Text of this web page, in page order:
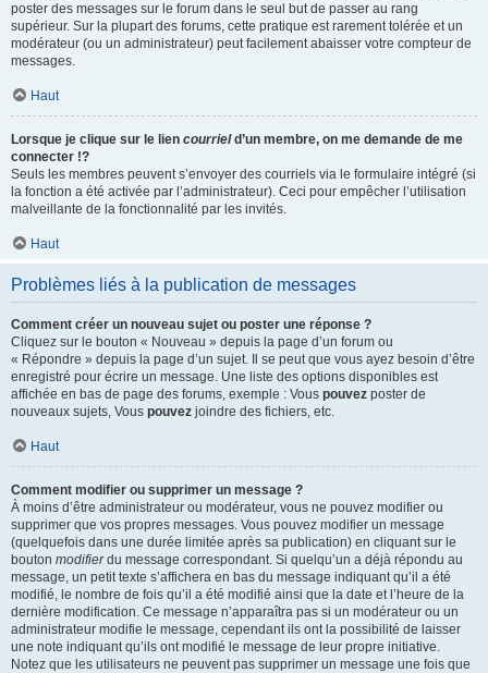
poster des messages sur le forum dans le seul but de passer au rang
supérieur. Sur la plupart des forums, cette pratique est rarement tolérée et un
modérateur (ou un administrateur) peut facilement abaisser votre compteur de
messages.
Haut
Lorsque je clique sur le lien courrield’un membre, on me demande de me
connecter !?
Seuls les membres peuvent s’envoyer des courriels via le formulaire intégré (si
la fonction a été activée par l’administrateur). Ceci pour empêcher l’utilisation
malveillante de la fonctionnalité par les invités.
Haut
Problèmes liés à la publication de messages
Comment créer un nouveau sujet ou poster une réponse ?
Cliquez sur le bouton « Nouveau » depuis la page d’un forum ou
« Répondre » depuis la page d’un sujet. Il se peut que vous ayez besoin d’être
enregistré pour écrire un message. Une liste des options disponibles est
affichée en bas de page des forums, exemple : Vous pouvez poster de
nouveaux sujets, Vous pouvez joindre des fichiers, etc.
Haut
Comment modifier ou supprimer un message ?
À moins d’être administrateur ou modérateur, vous ne pouvez modifier ou
supprimer que vos propres messages. Vous pouvez modifier un message
(quelquefois dans une durée limitée après sa publication) en cliquant sur le
bouton modifierdu message correspondant. Si quelqu’un a déjà répondu au
message, un petit texte s’affichera en bas du message indiquant qu’il a été
modifié, le nombre de fois qu’il a été modifié ainsi que la date et l’heure de la
dernière modification. Ce message n’apparaîtra pas si un modérateur ou un
administrateur modifie le message, cependant ils ont la possibilité de laisser
une note indiquant qu’ils ont modifié le message de leur propre initiative.
Notez que les utilisateurs ne peuvent pas supprimer un message une fois que